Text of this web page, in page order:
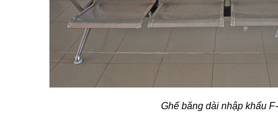
Ghế băng dài nhập khẩu